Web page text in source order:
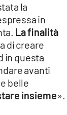
la
in
La finalità
di creare
in questa
avanti
belle
insieme».